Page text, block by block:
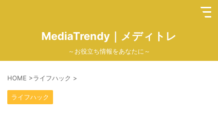
MediaTrendy｜メディトレ
～お役立ち情報をあなたに～
HOME >ライフハック >
ライフハック